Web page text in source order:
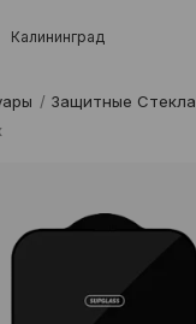
Калининград
/ Защитные Стекла